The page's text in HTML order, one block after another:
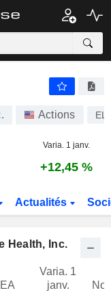
Actions
Varia. 1 janv.
+12,45 %
Actualités
Health, Inc.
Varia. 1
janv.